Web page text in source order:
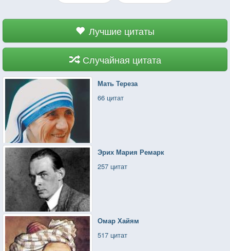
Лучшие цитаты
Случайная цитата
Мать Тереза
66 цитат
Эрих Мария Ремарк
257 цитат
Омар Хайям
517 цитат